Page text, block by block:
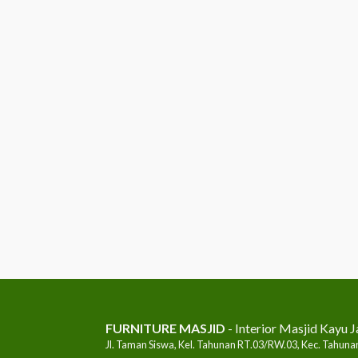
FURNITURE MASJID - Interior Masjid Kayu
Jl. Taman Siswa, Kel. Tahunan RT.03/RW.03, Kec.